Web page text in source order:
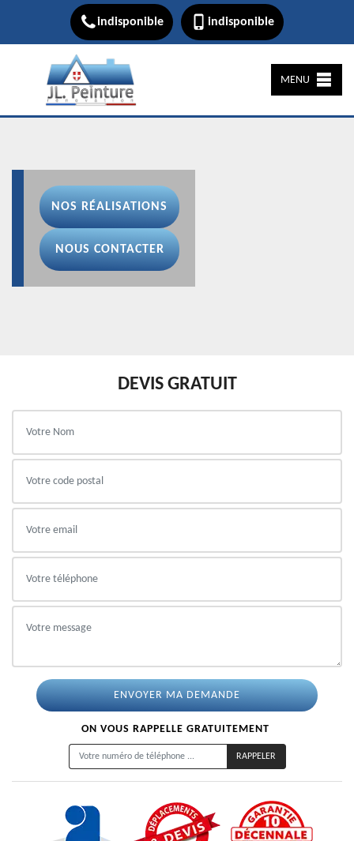
indisponible indisponible
MENU
NOS RÉALISATIONS
NOUS CONTACTER
DEVIS GRATUIT
ON VOUS RAPPELLE GRATUITEMENT